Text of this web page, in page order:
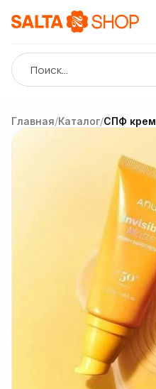
Главная/Каталог/СПФ